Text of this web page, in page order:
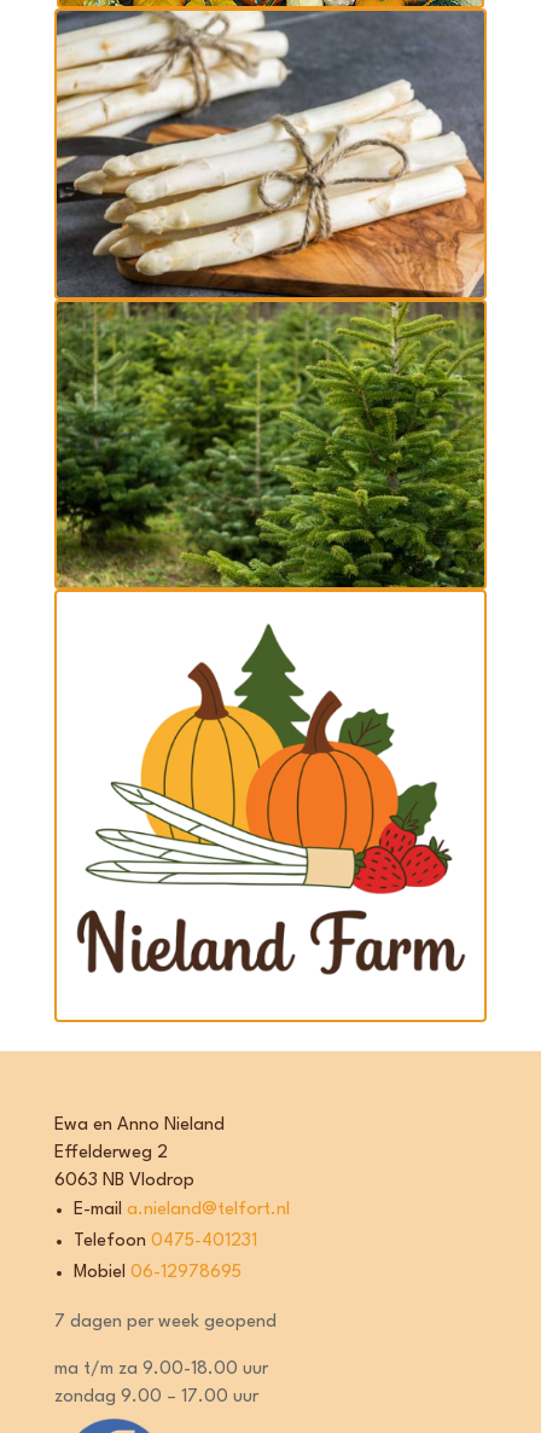
Ewa en Anno Nieland
Effelderweg 2
6063 NB Vlodrop
E-mail a.nieland@telfort.nl
Telefoon 0475-401231
Mobiel 06-12978695
7 dagen per week geopend
ma t/m za 9.00-18.00 uur
zondag 9.00 – 17.00 uur